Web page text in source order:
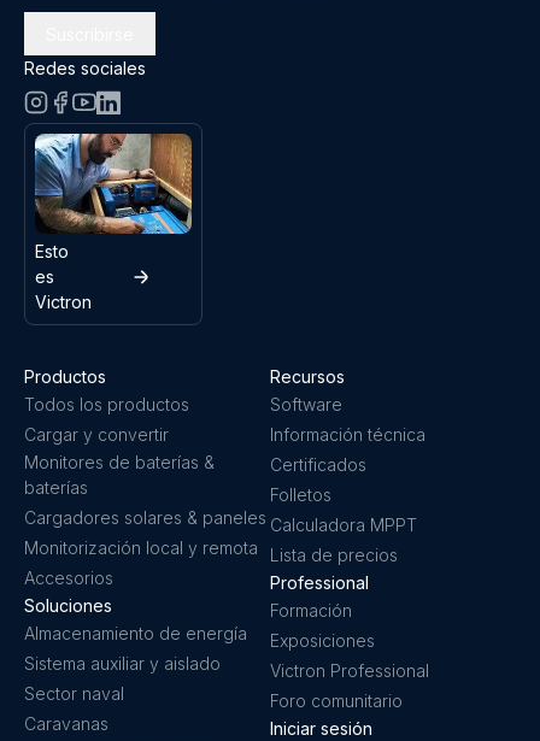
Redes sociales
Esto
es
Victron
Productos
Todos los productos
Cargar y convertir
Monitores de baterías &
baterías
Cargadores solares & paneles
Monitorización local y remota
Accesorios
Soluciones
Almacenamiento de energía
Sistema auxiliar y aislado
Sector naval
Caravanas
Recursos
Software
Información técnica
Certificados
Folletos
Calculadora MPPT
Lista de precios
Professional
Formación
Exposiciones
Victron Professional
Foro comunitario
Iniciar sesión